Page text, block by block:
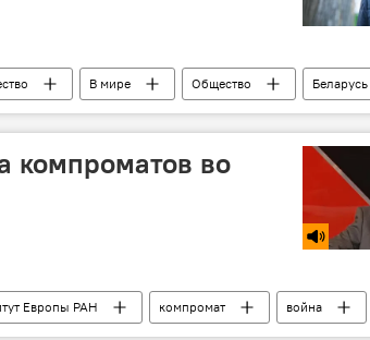
В мире Общество
Беларусь
картошка
компроматов во
Европы РАН компромат война